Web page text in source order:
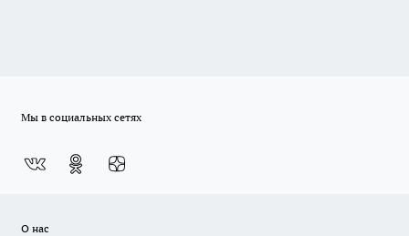
Мы в социальных сетях
О нас